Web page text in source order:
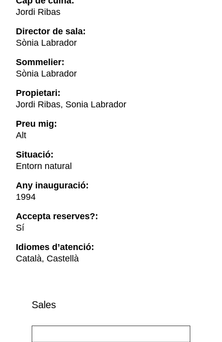
Jordi Ribas
Director de sala:
Sònia Labrador
Sommelier:
Sònia Labrador
Propietari:
Jordi Ribas, Sonia Labrador
Preu mig:
Alt
Situació:
Entorn natural
Any inauguració:
1994
Accepta reserves?:
Sí
Idiomes d’atenció:
Català, Castellà
Sales